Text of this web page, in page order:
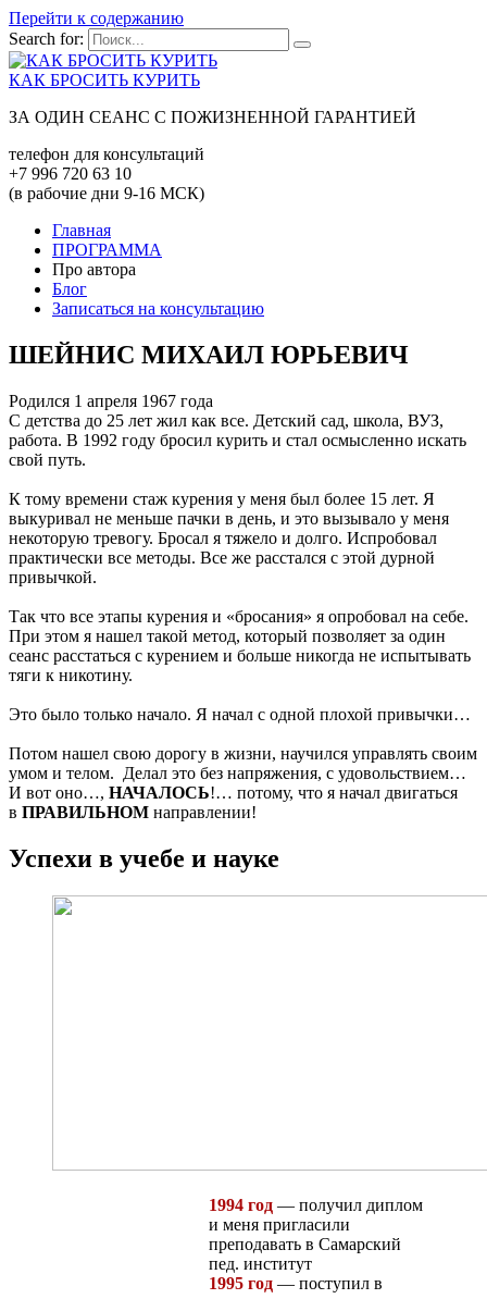
Перейти к содержанию
Search for:
КАК БРОСИТЬ КУРИТЬ
ЗА ОДИН СЕАНС С ПОЖИЗНЕННОЙ ГАРАНТИЕЙ
телефон для консультаций
+7 996 720 63 10
(в рабочие дни 9-16 МСК)
Главная
ПРОГРАММА
Про автора
Блог
Записаться на консультацию
ШЕЙНИС МИХАИЛ ЮРЬЕВИЧ
Родился 1 апреля 1967 года
С детства до 25 лет жил как все. Детский сад, школа, ВУЗ,
работа. В 1992 году бросил курить и стал осмысленно искать
свой путь.
К тому времени стаж курения у меня был более 15 лет. Я
выкуривал не меньше пачки в день, и это вызывало у меня
некоторую тревогу. Бросал я тяжело и долго. Испробовал
практически все методы. Все же расстался с этой дурной
привычкой.
Так что все этапы курения и «бросания» я опробовал на себе.
При этом я нашел такой метод, который позволяет за один
сеанс расстаться с курением и больше никогда не испытывать
тяги к никотину.
Это было только начало. Я начал с одной плохой привычки…
Потом нашел свою дорогу в жизни, научился управлять своим
умом и телом. Делал это без напряжения, с удовольствием…
И вот оно…, НАЧАЛОСЬ!… потому, что я начал двигаться
в ПРАВИЛЬНОМ направлении!
Успехи в учебе и науке
1994 год — получил диплом
и меня пригласили
преподавать в Самарский
пед. институт
1995 год — поступил в